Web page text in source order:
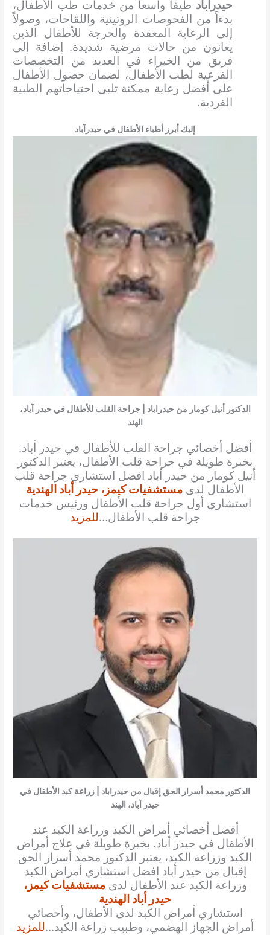
حيدرآباد طيفاً واسعاً من خدمات طب الأطفال،
بدءاً من الفحوصات الروتينية واللقاحات، وصولاً
إلى الرعاية المعقدة والحرجة للأطفال الذين
يعانون من حالات مرضية شديدة. إضافة إلى
فريق من الخبراء في العديد من التخصصات
الفرعية لطب الأطفال، لضمان حصول الأطفال
على أفضل رعاية ممكنة تلبي احتياجاتهم الطبية
الفردية.
إليك أبرز أطباء الأطفال في حيدرآباد
الدكتور أنيل كومار من حيدراباد | جراحة القلب للأطفال في حيدر آباد،
الهند
أفضل أخصائي جراحة القلب للأطفال في حيدر أباد.
بخبرة طويلة في جراحة قلب الأطفال، يعتبر الدكتور
أنيل كومار من حيدر أباد افضل استشاري جراحة قلب
الأطفال لدى مستشفيات كيمز، حيدر أباد الهندية
استشاري أول جراحة قلب الأطفال ورئيس خدمات
جراحة قلب الأطفال…للمزيد
الدكتور محمد أسرار الحق إقبال من حيدراباد | زراعة كبد الأطفال في
حيدر آباد، الهند
أفضل أخصائي أمراض الكبد وزراعة الكبد عند
الأطفال في حيدر أباد. بخبرة طويلة في علاج أمراض
الكبد وزراعة الكبد، يعتبر الدكتور محمد أسرار الحق
إقبال من حيدر أباد افضل استشاري أمراض الكبد
وزراعة الكبد عند الأطفال لدىمستشفيات كيمز،
حيدر أباد الهندية
استشاري أمراض الكبد لدى الأطفال، وأخصائي
أمراض الجهاز الهضمي، وطبيب زراعة الكبد…للمزيد